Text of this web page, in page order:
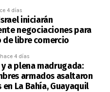
4 días
iniciarán
negociaciones para
de libre comercio
hace 4 días
y a plena madrugada:
armados asaltaron
en La Bahía, Guayaquil